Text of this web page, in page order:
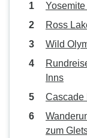
Ross
Wild
Inns
Cascade
zum